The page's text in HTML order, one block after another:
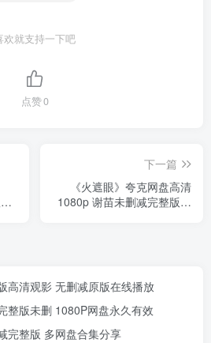
欢就支持一下吧
点赞0
下一篇
《火遮眼》夸克网盘高清
1080p 谢苗未删减完整版网
高清观影 无删减原版在线播放
整版未删 1080P网盘永久有效
完整版 多网盘合集分享